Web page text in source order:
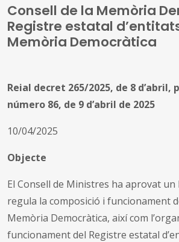
Consell de la Memòria
Registre estatal
Memòria Democràtica
Reial decret 265/2025, de 8 d’abril,
número 86, de 9 d’abril de 2025
10/04/2025
Objecte
El Consell de Ministres ha aprovat un
regula la composició i funcionament
Memòria Democràtica, així com
funcionament del Registre estatal